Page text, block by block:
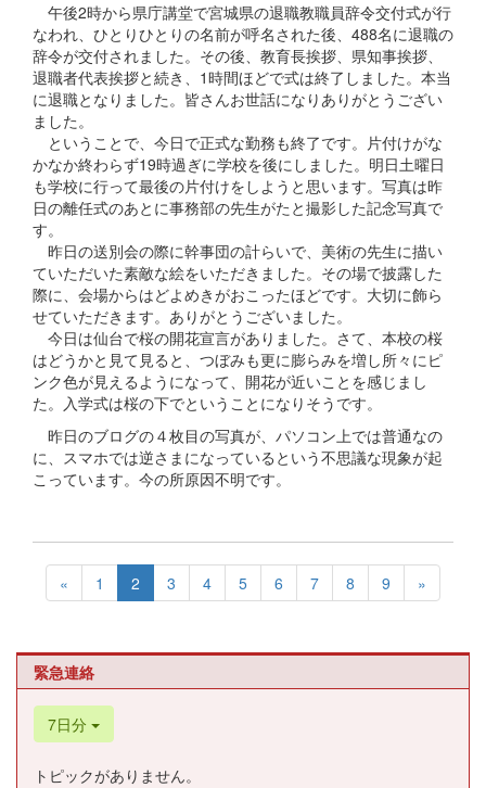
午後2時から県庁講堂で宮城県の退職教職員辞令交付式が行
なわれ、ひとりひとりの名前が呼名された後、488名に退職の
辞令が交付されました。その後、教育長挨拶、県知事挨拶、
退職者代表挨拶と続き、1時間ほどで式は終了しました。本当
に退職となりました。皆さんお世話になりありがとうござい
ました。
ということで、今日で正式な勤務も終了です。片付けがな
かなか終わらず19時過ぎに学校を後にしました。明日土曜日
も学校に行って最後の片付けをしようと思います。写真は昨
日の離任式のあとに事務部の先生がたと撮影した記念写真で
す。
昨日の送別会の際に幹事団の計らいで、美術の先生に描い
ていただいた素敵な絵をいただきました。その場で披露した
際に、会場からはどよめきがおこったほどです。大切に飾ら
せていただきます。ありがとうございました。
今日は仙台で桜の開花宣言がありました。さて、本校の桜
はどうかと見て見ると、つぼみも更に膨らみを増し所々にピ
ンク色が見えるようになって、開花が近いことを感じまし
た。入学式は桜の下でということになりそうです。
昨日のブログの４枚目の写真が、パソコン上では普通なの
に、スマホでは逆さまになっているという不思議な現象が起
こっています。今の所原因不明です。
« 1 2 3 4 5 6 7 8 9 »
緊急連絡
7日分
トピックがありません。